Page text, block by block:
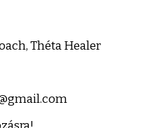
Théta Healer